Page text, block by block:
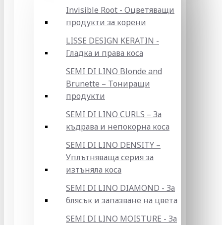
Invisible Root - Оцветяващи
продукти за корени
LISSE DESIGN KERATIN -
Гладка и права коса
SEMI DI LINO Blonde and
Brunette – Тониращи
продукти
SEMI DI LINO CURLS – За
къдрава и непокорна коса
SEMI DI LINO DENSITY –
Уплътняваща серия за
изтъняла коса
SEMI DI LINO DIAMOND - За
блясък и запазване на цвета
SEMI DI LINO MOISTURE - За